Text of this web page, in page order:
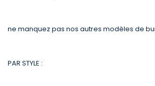
ne manquez pas nos autres modèles de
PAR STYLE :